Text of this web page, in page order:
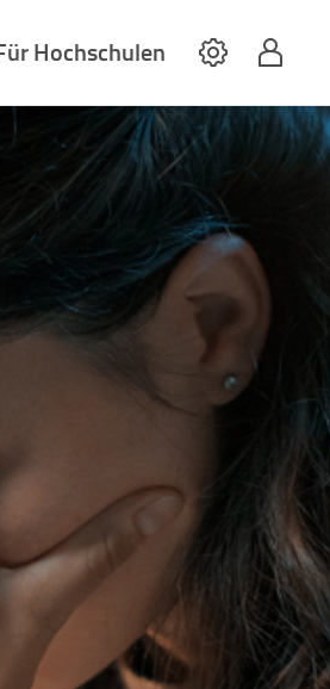
Hochschulen SettingsProfil